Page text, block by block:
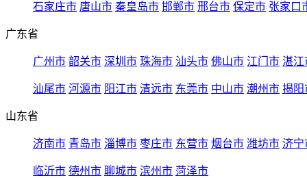
石家庄市 唐山市 秦皇岛市 邯郸市 邢台市 保定市 张家口
广东省
广州市 韶关市 深圳市 珠海市 汕头市 佛山市 江门市 湛江
汕尾市 河源市 阳江市 清远市 东莞市 中山市 潮州市 揭阳
山东省
济南市 青岛市 淄博市 枣庄市 东营市 烟台市 潍坊市 济宁
临沂市 德州市 聊城市 滨州市 菏泽市